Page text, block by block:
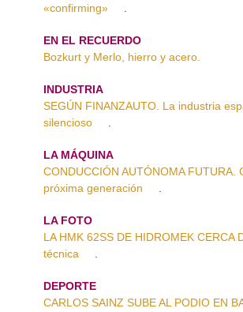
«confirming»
EN EL RECUERDO
Bozkurt y Merlo, hierro y acero.
INDUSTRIA
SEGÚN FINANZAUTO. La industria
silencioso
LA MÁQUINA
CONDUCCIÓN AUTÓNOMA FUTURA.
próxima generación
LA FOTO
LA HMK 62SS DE HIDROMEK CERCA
técnica
DEPORTE
CARLOS SAINZ SUBE AL PODIO EN